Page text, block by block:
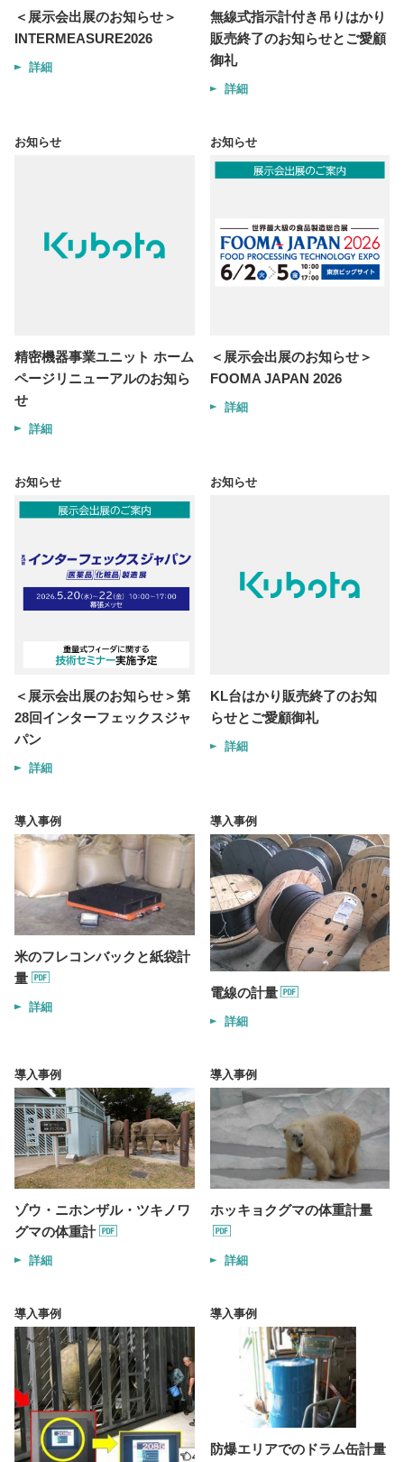
＜展示会出展のお知らせ＞
INTERMEASURE2026
詳細
無線式指示計付き吊りはかり
販売終了のお知らせとご愛顧
御礼
詳細
お知らせ
精密機器事業ユニット ホーム
ページリニューアルのお知ら
せ
詳細
お知らせ
＜展示会出展のお知らせ＞
FOOMA JAPAN 2026
詳細
お知らせ
＜展示会出展のお知らせ＞第
28回インターフェックスジャ
パン
詳細
お知らせ
KL台はかり販売終了のお知
らせとご愛顧御礼
詳細
導入事例
米のフレコンバックと紙袋計
量
詳細
導入事例
電線の計量
詳細
導入事例
ゾウ・ニホンザル・ツキノワ
グマの体重計
詳細
導入事例
ホッキョクグマの体重計量
詳細
導入事例 導入事例
防爆エリアでのドラム缶計量